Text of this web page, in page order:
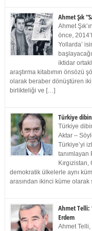
Ahmet Şık
Ahmet
önce,
Yollarda’
iktidar
araştırma kitabımın önsözü
olarak beraber dönüştüren
birlikteliği ve […]
Türkiye
Türkiye
Aktar –
Türkiye’yi
tanımlayan
demokratik ülkelerle aynı
arasından ikinci küme
Ahmet Telli:
Erdem
Ahmet